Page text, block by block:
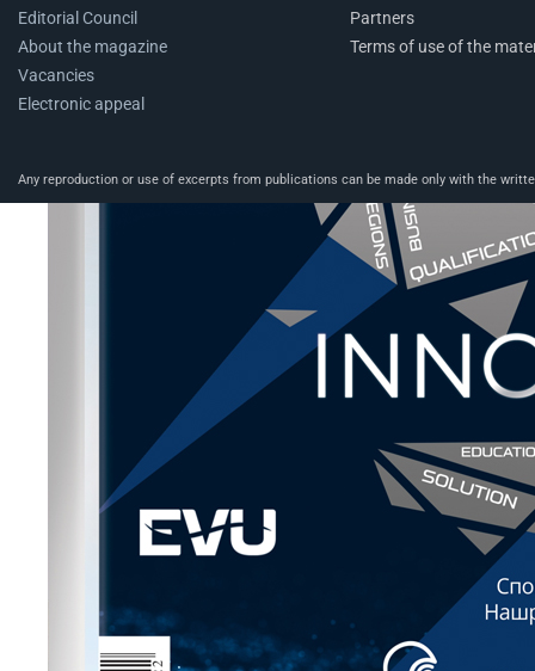
Editorial Council
About the magazine
Vacancies
Electronic appeal
Partners
Terms of use of the
Any reproduction or use of excerpts from publications can be made only with the